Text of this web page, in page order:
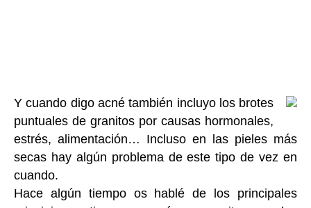
Y cuando digo acné también incluyo los brotes
puntuales de granitos por causas hormonales,
estrés, alimentación… Incluso en las pieles más
secas hay algún problema de este tipo de vez en
cuando.
Hace algún tiempo os hablé de los principales